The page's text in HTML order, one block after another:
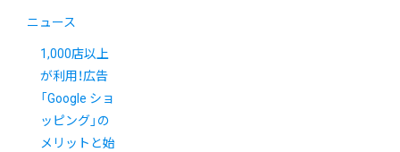
ニュース
1,000店以上
が利用！広告
「Google ショ
ッピング」の
メリットと始